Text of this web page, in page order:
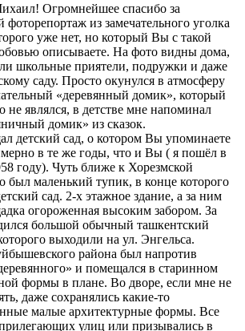
Огромнейшее спасибо за
фоторепортаж из замечательного уголка
уже нет, но который Вы с такой
описываете. На фото видны дома,
школьные приятели, подружки и даже
саду. Просто окунулся в атмосферу
«деревянный домик», который
не являлся, в детстве мне напоминал
домик» из сказок.
детский сад, о котором Вы упоминаете
в те же годы, что и Вы ( я пошёл в
году). Чуть ближе к Хорезмской
был маленький тупик, в конце которого
сад. 2-х этажное здание, а за ним
огороженная высоким забором. За
большой обычный ташкентский
выходили на ул. Энгельса.
района был напротив
и помещался в старинном
формы в плане. Во дворе, если мне не
даже сохранялись какие-то
малые архитектурные формы. Все
улиц или призывались в